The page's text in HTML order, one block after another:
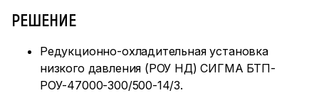
РЕШЕНИЕ
Редукционно-охладительная установка
низкого давления (РОУ НД) СИГМА БТП-
РОУ-47000-300/500-14/3.